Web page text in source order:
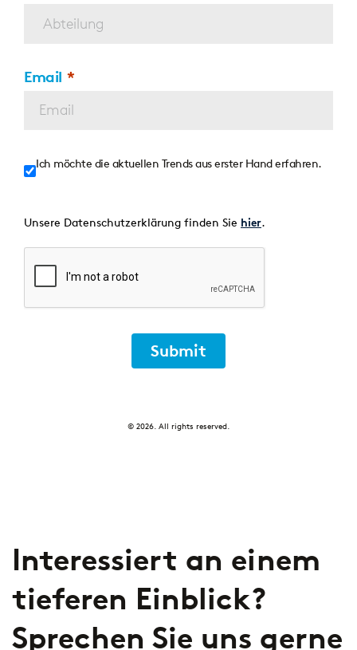
Email
Ich möchte die aktuellen Trends aus erster Hand erfahren.
Unsere Datenschutzerklärung finden Sie hier.
Submit
© 2026. All rights reserved.
Interessiert an einem
tieferen Einblick?
Sprechen Sie uns gerne